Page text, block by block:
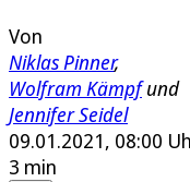
Von
Niklas Pinner,
Wolfram Kämpfund
Jennifer Seidel
09.01.2021, 08:00
3 min